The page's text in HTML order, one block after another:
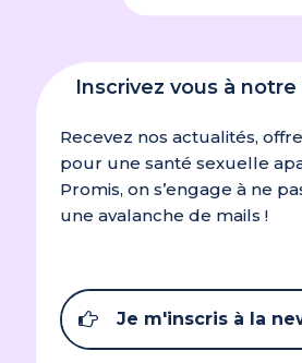
Inscrivez vous à
Recevez nos actualités,
pour une santé sexuelle
Promis, on s’engage à ne
une avalanche de mails !
Je m'inscris à la